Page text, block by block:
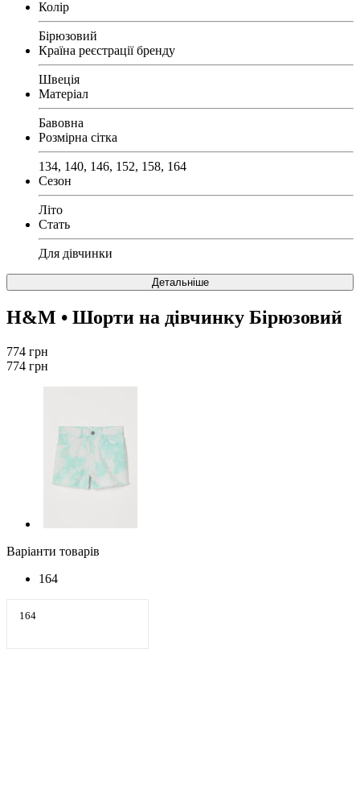
Колір
Бірюзовий
Країна реєстрації бренду
Швеція
Матеріал
Бавовна
Розмірна сітка
134, 140, 146, 152, 158, 164
Сезон
Літо
Стать
Для дівчинки
Детальніше
H&M • Шорти на дівчинку Бірюзовий
774 грн
774 грн
Варіанти товарів
164
164